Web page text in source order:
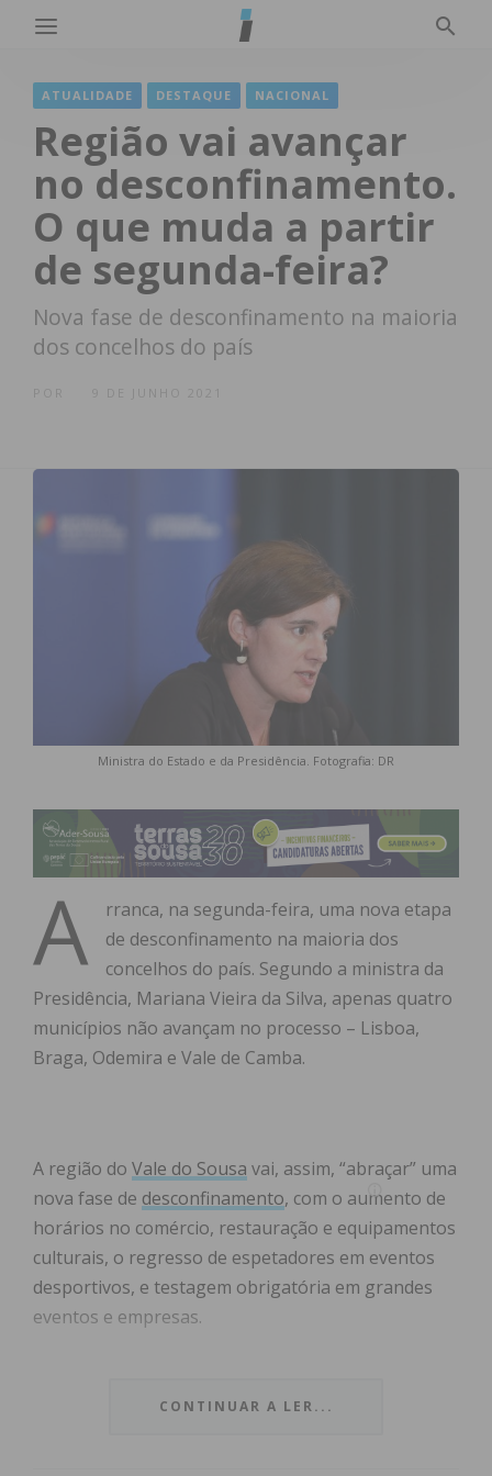
ATUALIDADE DESTAQUE NACIONAL
Região vai avançar
no desconfinamento.
O que muda a partir
de segunda-feira?
Nova fase de desconfinamento na maioria
dos concelhos do país
Ministra do Estado e da Presidência. Fotografia: DR
A
rranca, na segunda-feira, uma nova etapa
de desconfinamento na maioria dos
concelhos do país. Segundo a ministra da
Presidência, Mariana Vieira da Silva, apenas quatro
municípios não avançam no processo – Lisboa,
Braga, Odemira e Vale de Camba.
A região do Vale do Sousa vai, assim, “abraçar” uma
nova fase de desconfinamento, com o aumento de
horários no comércio, restauração e equipamentos
culturais, o regresso de espetadores em eventos
desportivos, e testagem obrigatória em grandes
eventos e empresas.
demarcado com outro momento de avanço, a 28 de
CONTINUAR A LER...